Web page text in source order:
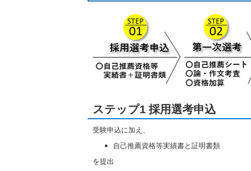
ステップ1 採用選考申込
受験申込に加え、
自己推薦資格等実績書と証明書類
を提出